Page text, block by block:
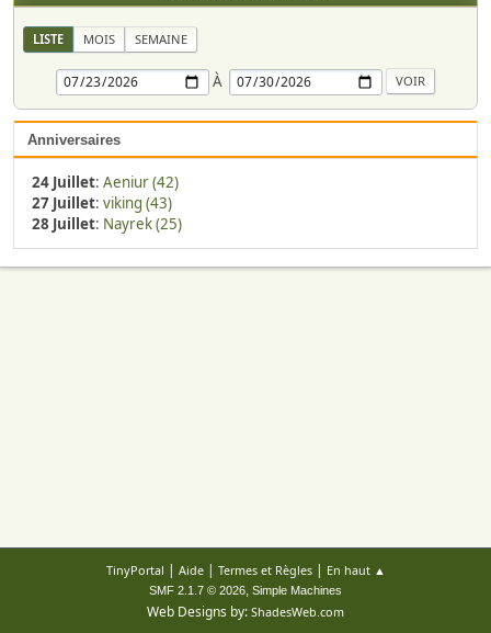
LISTE MOIS SEMAINE
À
Anniversaires
24 Juillet: Aeniur (42)
27 Juillet: viking (43)
28 Juillet: Nayrek (25)
TinyPortal | Aide| Termes et Règles| En haut ▲
SMF 2.1.7 © 2026, Simple Machines
Web Designs by: ShadesWeb.com